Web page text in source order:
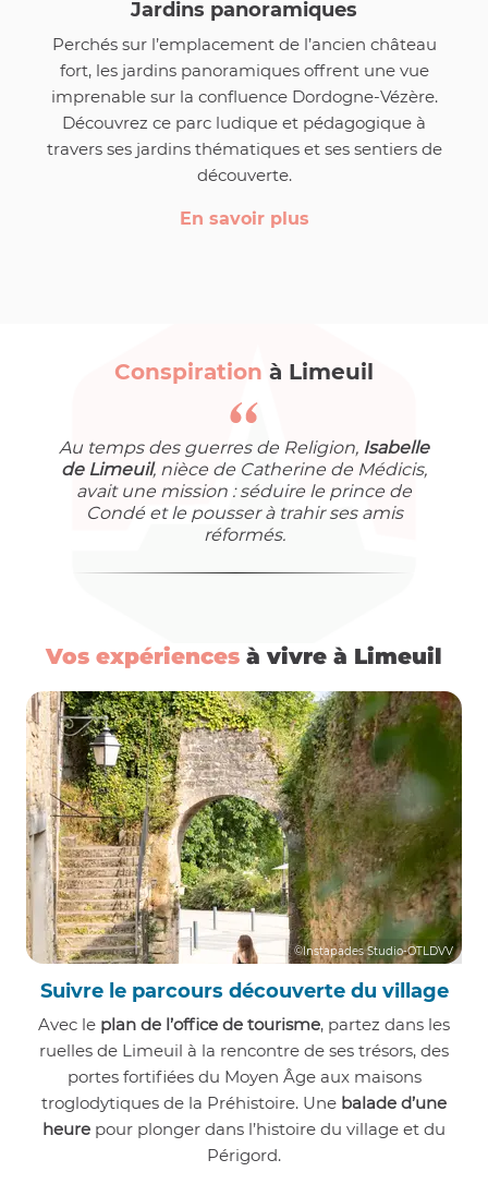
Jardins panoramiques
Perchés sur l’emplacement de l’ancien château
fort, les jardins panoramiques offrent une vue
imprenable sur la confluence Dordogne-Vézère.
Découvrez ce parc ludique et pédagogique à
travers ses jardins thématiques et ses sentiers de
découverte.
En savoir plus
Conspiration à Limeuil
Au temps des guerres de Religion, Isabelle
de Limeuil, nièce de Catherine de Médicis,
avait une mission : séduire le prince de
Condé et le pousser à trahir ses amis
réformés.
Vos expériences à vivre à Limeuil
©Instapades Studio-OTLDVV
Suivre le parcours découverte du village
Avec le plan de l’office de tourisme, partez dans les
ruelles de Limeuil à la rencontre de ses trésors, des
portes fortifiées du Moyen Âge aux maisons
troglodytiques de la Préhistoire. Une balade d’une
heure pour plonger dans l’histoire du village et du
Périgord.